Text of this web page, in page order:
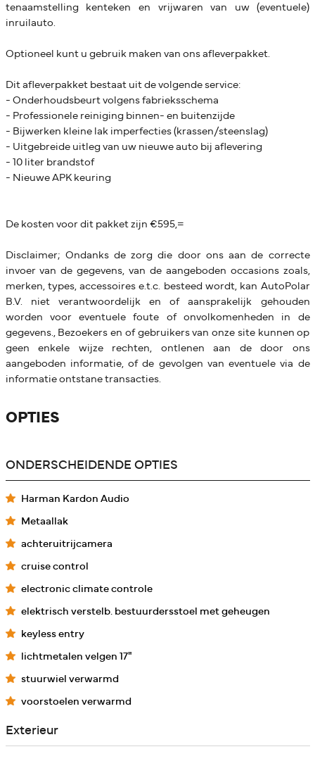
tenaamstelling kenteken en vrijwaren van uw (eventuele)
inruilauto.
Optioneel kunt u gebruik maken van ons afleverpakket.
Dit afleverpakket bestaat uit de volgende service:
- Onderhoudsbeurt volgens fabrieksschema
- Professionele reiniging binnen- en buitenzijde
- Bijwerken kleine lak imperfecties (krassen/steenslag)
- Uitgebreide uitleg van uw nieuwe auto bij aflevering
- 10 liter brandstof
- Nieuwe APK keuring
De kosten voor dit pakket zijn €595,=
Disclaimer; Ondanks de zorg die door ons aan de correcte
invoer van de gegevens, van de aangeboden occasions zoals,
merken, types, accessoires e.t.c. besteed wordt, kan AutoPolar
B.V. niet verantwoordelijk en of aansprakelijk gehouden
worden voor eventuele foute of onvolkomenheden in de
gegevens., Bezoekers en of gebruikers van onze site kunnen op
geen enkele wijze rechten, ontlenen aan de door ons
aangeboden informatie, of de gevolgen van eventuele via de
informatie ontstane transacties.
OPTIES
ONDERSCHEIDENDE OPTIES
Harman Kardon Audio
Metaallak
achteruitrijcamera
cruise control
electronic climate controle
elektrisch verstelb. bestuurdersstoel met geheugen
keyless entry
lichtmetalen velgen 17"
stuurwiel verwarmd
voorstoelen verwarmd
Exterieur